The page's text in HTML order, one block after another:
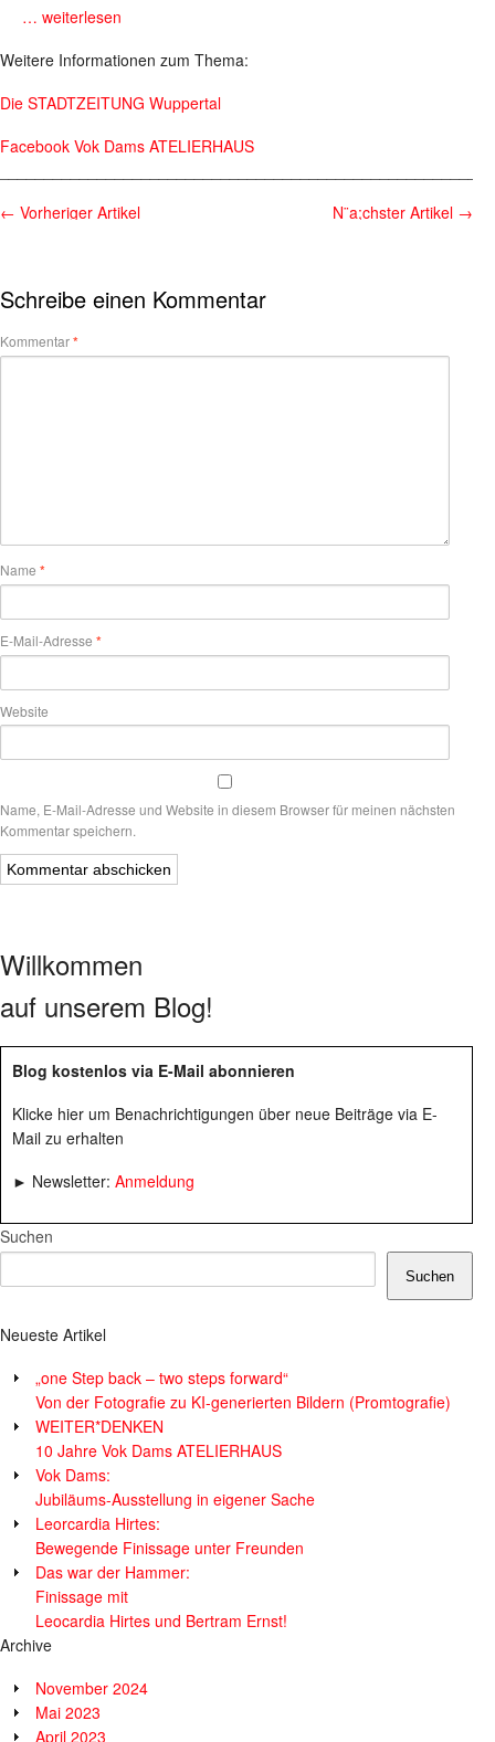
… weiterlesen
Weitere Informationen zum Thema:
Die STADTZEITUNG Wuppertal
Facebook Vok Dams ATELIERHAUS
← Vorheriger Artikel N¨a;chster Artikel →
Schreibe einen Kommentar
Kommentar*
Name *
E-Mail-Adresse *
Website
Name, E-Mail-Adresse und Website in diesem Browser für meinen nächsten
Kommentar speichern.
Willkommen
auf unserem Blog!
Blog kostenlos via E-Mail abonnieren
Klicke hier um Benachrichtigungen über neue Beiträge via E-
Mail zu erhalten
► Newsletter: Anmeldung
Suchen
Suchen
Neueste Artikel
„one Step back – two steps forward“
Von der Fotografie zu KI-generierten Bildern (Promtografie)
WEITER*DENKEN
10 Jahre Vok Dams ATELIERHAUS
Vok Dams:
Jubiläums-Ausstellung in eigener Sache
Leorcardia Hirtes:
Bewegende Finissage unter Freunden
Das war der Hammer:
Finissage mit
Leocardia Hirtes und Bertram Ernst!
Archive
November 2024
Mai 2023
April 2023